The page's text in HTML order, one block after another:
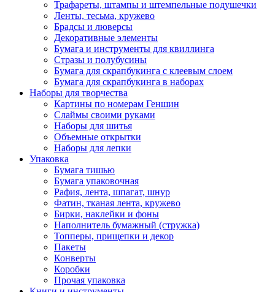
Трафареты, штампы и штемпельные подушечки
Ленты, тесьма, кружево
Брадсы и люверсы
Декоративные элементы
Бумага и инструменты для квиллинга
Стразы и полубусины
Бумага для скрапбукинга с клеевым слоем
Бумага для скрапбукинга в наборах
Наборы для творчества
Картины по номерам Геншин
Слаймы своими руками
Наборы для шитья
Объемные открытки
Наборы для лепки
Упаковка
Бумага тишью
Бумага упаковочная
Рафия, лента, шпагат, шнур
Фатин, тканая лента, кружево
Бирки, наклейки и фоны
Наполнитель бумажный (стружка)
Топперы, прищепки и декор
Пакеты
Конверты
Коробки
Прочая упаковка